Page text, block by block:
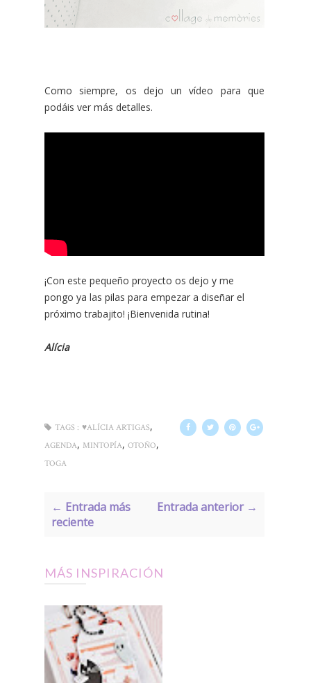
Como siempre, os dejo un vídeo para que
podáis ver más detalles.
¡Con este pequeño proyecto os dejo y me
pongo ya las pilas para empezar a diseñar el
próximo trabajito! ¡Bienvenida rutina!
Alícia
TAGS : ♥ALÍCIA ARTIGAS,
AGENDA, MINTOPÍA, OTOÑO,
TOGA
← Entrada más
reciente
Entrada anterior →
MÁS INSPIRACIÓN